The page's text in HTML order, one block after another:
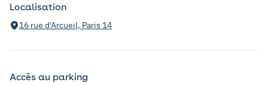
Localisation
16 rue d'Arcueil, Paris 14
Accès au parking